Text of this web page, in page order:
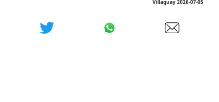
Villaguay 2026-07-05